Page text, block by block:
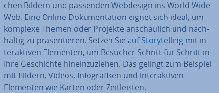
chen Bildern und passenden Webdesign ins World Wide
Web. Eine Online-Do­ku­men­ta­ti­on eignet sich ideal, um
komplexe Themen oder Projekte an­schau­lich und nach­
hal­tig zu prä­sen­tie­ren. Setzen Sie aufSto­rytel­ling mit in­
ter­ak­ti­ven Elementen, um Besucher Schritt für Schritt in
Ihre Ge­schich­te hin­ein­zu­zie­hen. Das gelingt zum Beispiel
mit Bildern, Videos, In­fo­gra­fi­ken und in­ter­ak­ti­ven
Elementen wie Karten oder Zeit­leis­ten.